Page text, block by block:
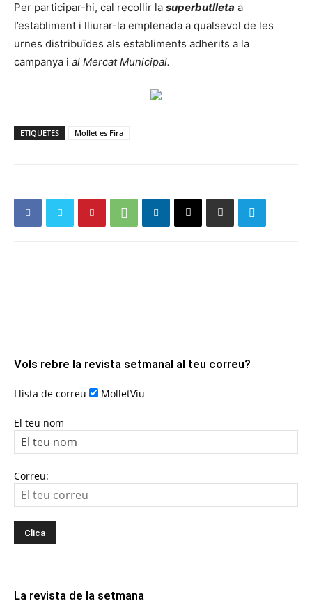
Per participar-hi, cal recollir la superbutlleta a
l’establiment i lliurar-la emplenada a qualsevol de les
urnes distribuïdes als establiments adherits a la
campanya i al Mercat Municipal.
ETIQUETES Mollet es Fira
Vols rebre la revista setmanal al teu correu?
Llista de correu MolletViu
El teu nom
Correu:
La revista de la setmana